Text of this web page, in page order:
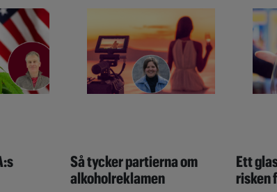
Så tycker partierna om
alkoholreklamen
Ett
risken